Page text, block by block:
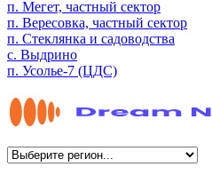
п. Мегет, частный сектор
п. Вересовка, частный сектор
п. Стеклянка и садоводства
с. Выдрино
п. Усолье-7 (ЦДС)